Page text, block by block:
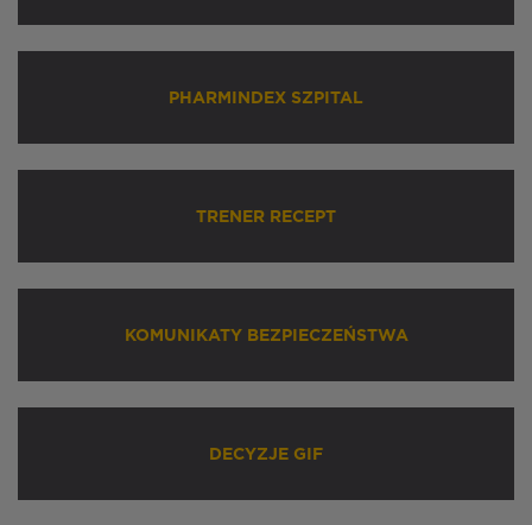
PHARMINDEX SZPITAL
TRENER RECEPT
KOMUNIKATY BEZPIECZEŃSTWA
DECYZJE GIF